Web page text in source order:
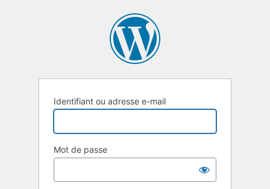
Identifiant ou adresse e-mail
Mot de passe